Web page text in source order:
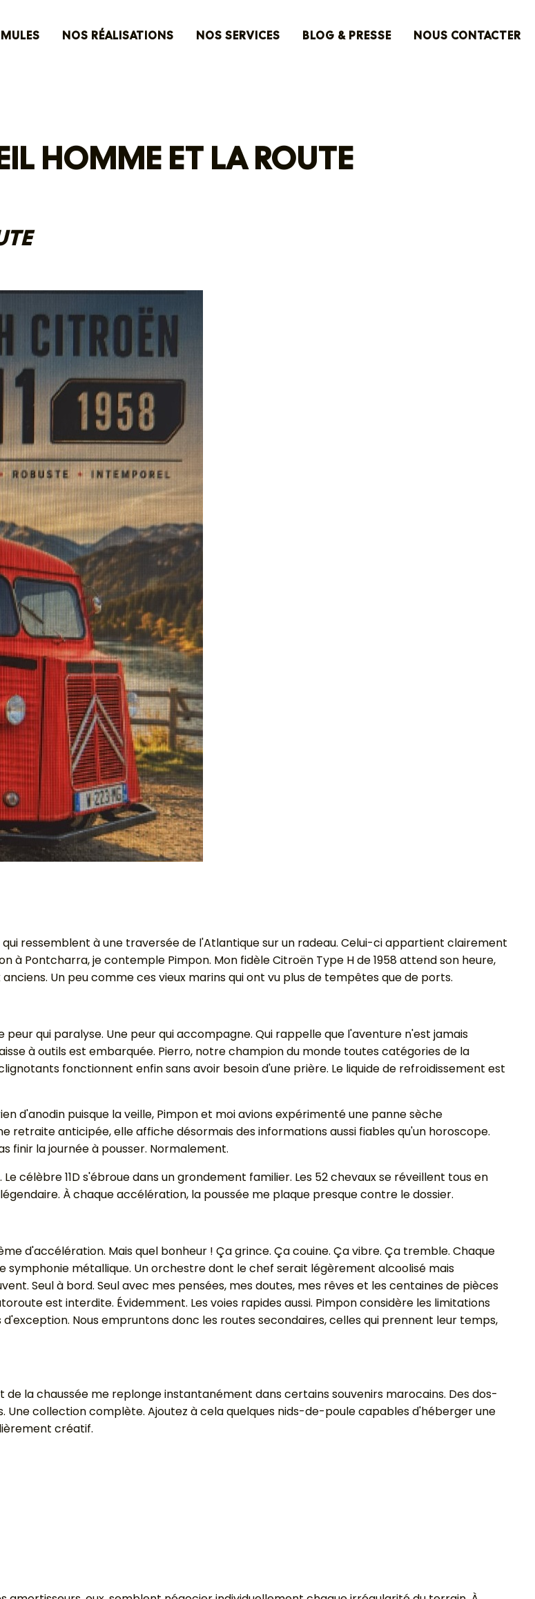
NOS RÉALISATIONS NOS SERVICES BLOG & PRESSE NOUS CONTACTER
HOMME ET LA ROUTE
ressemblent à une traversée de l'Atlantique sur un radeau. Celui-ci appartient clairement
à Pontcharra, je contemple Pimpon. Mon fidèle Citroën Type H de 1958 attend son heure,
Un peu comme ces vieux marins qui ont vu plus de tempêtes que de ports.
qui paralyse. Une peur qui accompagne. Qui rappelle que l'aventure n'est jamais
à outils est embarquée. Pierro, notre champion du monde toutes catégories de la
fonctionnent enfin sans avoir besoin d'une prière. Le liquide de refroidissement est
d'anodin puisque la veille, Pimpon et moi avions expérimenté une panne sèche
retraite anticipée, elle affiche désormais des informations aussi fiables qu'un horoscope.
finir la journée à pousser. Normalement.
célèbre 11D s'ébroue dans un grondement familier. Les 52 chevaux se réveillent tous en
À chaque accélération, la poussée me plaque presque contre le dossier.
d'accélération. Mais quel bonheur ! Ça grince. Ça couine. Ça vibre. Ça tremble. Chaque
métallique. Un orchestre dont le chef serait légèrement alcoolisé mais
Seul à bord. Seul avec mes pensées, mes doutes, mes rêves et les centaines de pièces
est interdite. Évidemment. Les voies rapides aussi. Pimpon considère les limitations
Nous empruntons donc les routes secondaires, celles qui prennent leur temps,
la chaussée me replonge instantanément dans certains souvenirs marocains. Des dos-
Une collection complète. Ajoutez à cela quelques nids-de-poule capables d'héberger une
créatif.